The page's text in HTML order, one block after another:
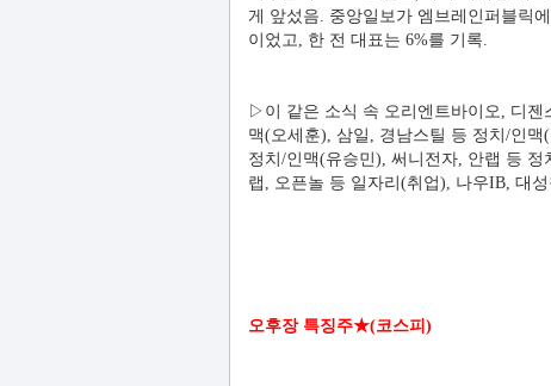
게 앞섰음. 중앙일보가 엠브레인퍼블릭
이었고, 한 전 대표는 6%를 기록.
▷이 같은 소식 속 오리엔트바이오, 디젠
맥(오세훈), 삼일, 경남스틸 등 정치/인
정치/인맥(유승민), 써니전자, 안랩 등
랩, 오픈놀 등 일자리(취업), 나우IB, 대
오후장 특징주★(코스피)